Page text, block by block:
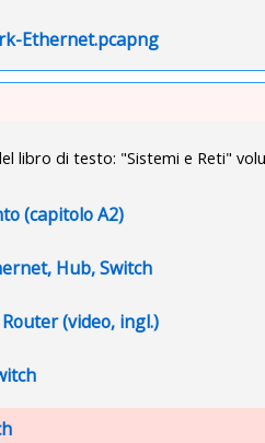
Ethernet.pcapng
File
libro di testo: "Sistemi e Reti"
(capitolo A2)
File
Hub, Switch
URL
(video, ingl.)
URL
File